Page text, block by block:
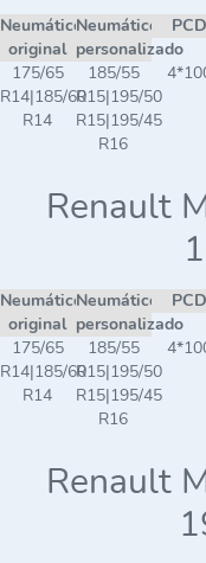
Neumático
original
Neumático
personalizado
PCD
175/65
R14|185/60
R14
185/55
R15|195/50
R15|195/45
R16
Renault
Neumático
original
Neumático
personalizado
PCD
175/65
R14|185/60
R14
185/55
R15|195/50
R15|195/45
R16
Renault